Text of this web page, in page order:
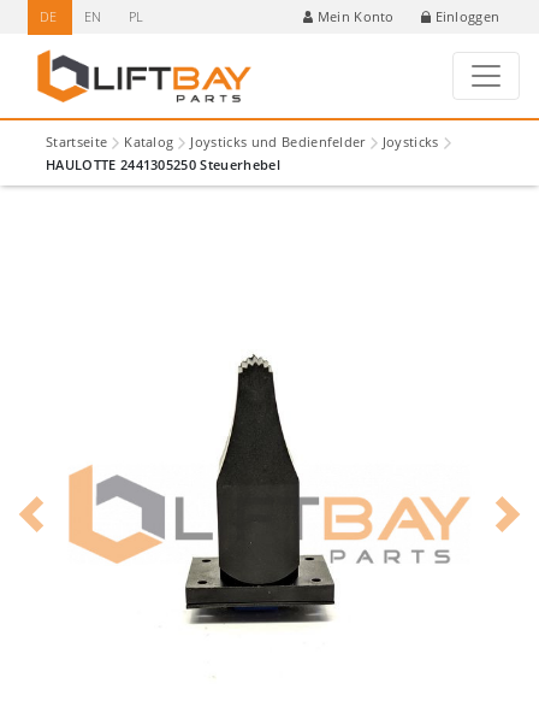
DE EN PL Mein Konto Einloggen
Startseite Katalog Joysticks und Bedienfelder
Joysticks
HAULOTTE 2441305250 Steuerhebel
Previous Next